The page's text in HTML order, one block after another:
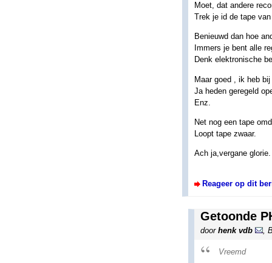
Moet, dat andere
Trek je id de tape
Benieuwd dan hoe
Immers je bent alle
Denk elektronische
Maar goed , ik heb
Ja heden geregeld
Enz.
Net nog een tape
Loopt tape zwaar.
Ach ja,vergane glorie.
Reageer op dit
Getoonde
door henk vdb
Vreemd